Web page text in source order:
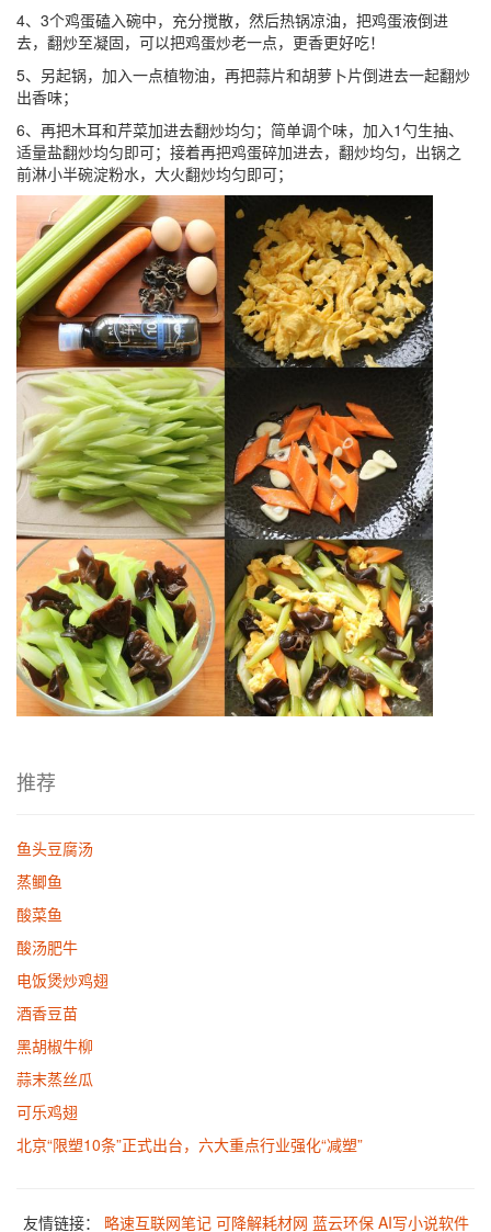
4、3个鸡蛋磕入碗中，充分搅散，然后热锅凉油，把鸡蛋液倒进
去，翻炒至凝固，可以把鸡蛋炒老一点，更香更好吃！
5、另起锅，加入一点植物油，再把蒜片和胡萝卜片倒进去一起翻炒
出香味；
6、再把木耳和芹菜加进去翻炒均匀；简单调个味，加入1勺生抽、
适量盐翻炒均匀即可；接着再把鸡蛋碎加进去，翻炒均匀，出锅之
前淋小半碗淀粉水，大火翻炒均匀即可；
推荐
鱼头豆腐汤
蒸鲫鱼
酸菜鱼
酸汤肥牛
电饭煲炒鸡翅
酒香豆苗
黑胡椒牛柳
蒜末蒸丝瓜
可乐鸡翅
北京“限塑10条”正式出台，六大重点行业强化“减塑”
友情链接： 略速互联网笔记 可降解耗材网 蓝云环保 AI写小说软件